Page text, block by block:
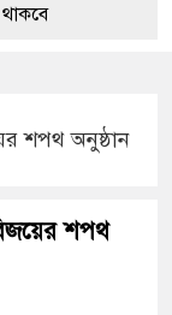
শপথ অনুষ্ঠান
শপথ